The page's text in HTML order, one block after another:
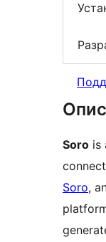
Soro is
Soro,